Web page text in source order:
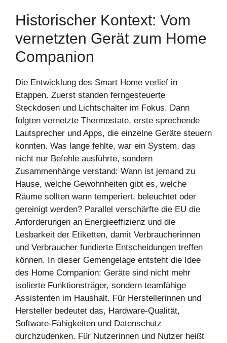
Historischer Kontext: Vom
vernetzten Gerät zum Home
Companion
Die Entwicklung des Smart Home verlief in
Etappen. Zuerst standen ferngesteuerte
Steckdosen und Lichtschalter im Fokus. Dann
folgten vernetzte Thermostate, erste sprechende
Lautsprecher und Apps, die einzelne Geräte steuern
konnten. Was lange fehlte, war ein System, das
nicht nur Befehle ausführte, sondern
Zusammenhänge verstand: Wann ist jemand zu
Hause, welche Gewohnheiten gibt es, welche
Räume sollten wann temperiert, beleuchtet oder
gereinigt werden? Parallel verschärfte die EU die
Anforderungen an Energieeffizienz und die
Lesbarkeit der Etiketten, damit Verbraucherinnen
und Verbraucher fundierte Entscheidungen treffen
können. In dieser Gemengelage entsteht die Idee
des Home Companion: Geräte sind nicht mehr
isolierte Funktionsträger, sondern teamfähige
Assistenten im Haushalt. Für Herstellerinnen und
Hersteller bedeutet das, Hardware-Qualität,
Software-Fähigkeiten und Datenschutz
durchzudenken. Für Nutzerinnen und Nutzer heißt